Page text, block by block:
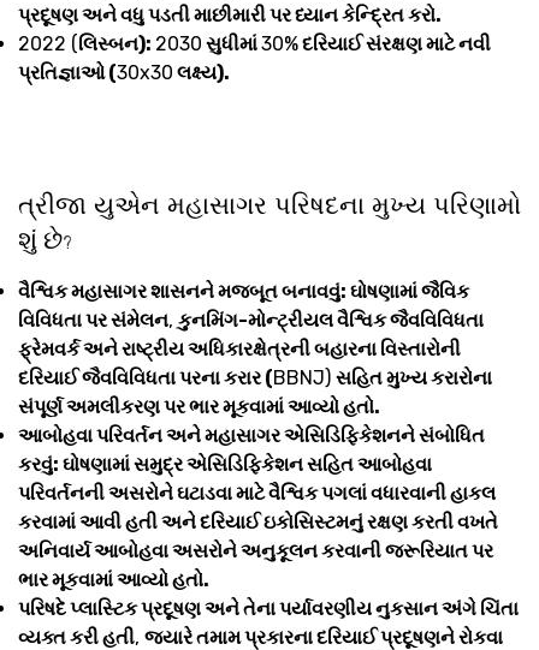
પ્રદૂષણ અને વધુ પડતી માછીમારી પર ધ્યાન કેન્દ્રિત કરો.
2022 (લિસ્બન): 2030 સુધીમાં30%દરિયાઈ સંરક્ષણ માટે નવી
પ્રતિજ્ઞાઓ (30x30 લક્ષ્ય).
ત્રીજા યુએન મહાસાગર પરિષદના મુખ્ય પરિણામો
શું છે?
વૈશ્વિક મહાસાગર શાસનને મજબૂત બનાવવું: ઘોષણામાં જૈવિક
વિવિધતા પર સંમેલન, કુનમિંગ-મોન્ટ્રીયલ વૈશ્વિક જૈવવિવિધતા
ફ્રેમવર્ક અને રાષ્ટ્રીય અધિકારક્ષેત્રની બહારના વિસ્તારોની
દરિયાઈ જૈવવિવિધતા પરના કરાર (BBNJ) સહિત મુખ્ય કરારોના
સંપૂર્ણ અમલીકરણ પર ભાર મૂકવામાં આવ્યો હતો.
આબોહવા પરિવર્તન અને મહાસાગર એસિડિફિકેશનને સંબોધિત
કરવું: ઘોષણામાં સમુદ્ર એસિડિફિકેશન સહિત આબોહવા
પરિવર્તનની અસરોને ઘટાડવા માટે વૈશ્વિક પગલાં વધારવાની હાકલ
કરવામાં આવી હતી અને દરિયાઈ ઇકોસિસ્ટમનું રક્ષણ કરતી વખતે
અનિવાર્ય આબોહવા અસરોને અનુકૂલન કરવાની જરૂરિયાત પર
ભાર મૂકવામાં આવ્યો હતો.
પરિષદે પ્લાસ્ટિક પ્રદૂષણ અને તેના પર્યાવરણીય નુકસાન અંગે ચિંતા
વ્યક્ત કરી હતી, જ્યારે તમામ પ્રકારના દરિયાઈ પ્રદૂષણને રોકવા